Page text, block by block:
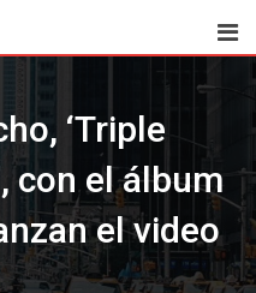
‘Triple
con el álbum
el video